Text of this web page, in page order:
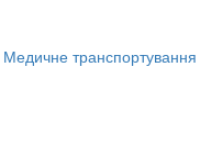
Медичне